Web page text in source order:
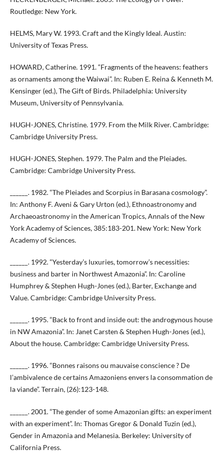
Routledge: New York.
HELMS, Mary W. 1993. Craft and the Kingly Ideal. Austin:
University of Texas Press.
HOWARD, Catherine. 1991. “Fragments of the heavens: feathers
as ornaments among the Waiwai”. In: Ruben E. Reina & Kenneth M.
Kensinger (ed.), The Gift of Birds. Philadelphia: University
Museum, University of Pennsylvania.
HUGH-JONES, Christine. 1979. From the Milk River. Cambridge:
Cambridge University Press.
HUGH-JONES, Stephen. 1979. The Palm and the Pleiades.
Cambridge: Cambridge University Press.
______. 1982. “The Pleiades and Scorpius in Barasana cosmology”.
In: Anthony F. Aveni & Gary Urton (ed.), Ethnoastronomy and
Archaeoastronomy in the American Tropics, Annals of the New
York Academy of Sciences, 385:183-201. New York: New York
Academy of Sciences.
______. 1992. “Yesterday’s luxuries, tomorrow’s necessities:
business and barter in Northwest Amazonia”. In: Caroline
Humphrey & Stephen Hugh-Jones (ed.), Barter, Exchange and
Value. Cambridge: Cambridge University Press.
______. 1995. “Back to front and inside out: the androgynous house
in NW Amazonia”. In: Janet Carsten & Stephen Hugh-Jones (ed.),
About the house. Cambridge: Cambridge University Press.
______. 1996. “Bonnes raisons ou mauvaise conscience ? De
l’ambivalence de certains Amazoniens envers la consommation de
la viande”. Terrain, (26):123-148.
______. 2001. “The gender of some Amazonian gifts: an experiment
with an experiment”. In: Thomas Gregor & Donald Tuzin (ed.),
Gender in Amazonia and Melanesia. Berkeley: University of
California Press.